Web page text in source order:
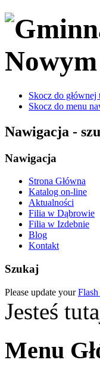
Skocz do głównej
Skocz do menu
Nawigacja -
Nawigacja
Strona Główna
Katalog on-line
Aktualności
Filia w Dąbrowie
Filia w Izdebnie
Blog
Kontakt
Szukaj
Please update your
Jesteś
Menu